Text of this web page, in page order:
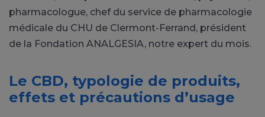
pharmacologue, chef du service de pharmacologie
médicale du CHU de Clermont-Ferrand, président
de la Fondation ANALGESIA, notre expert du mois.
Le CBD, typologie de produits,
effets et précautions d’usage